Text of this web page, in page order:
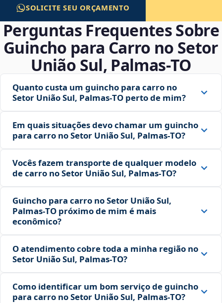
SOLICITE SEU ORÇAMENTO
Perguntas Frequentes Sobre
Guincho para Carro no Setor
União Sul, Palmas‑TO
Quanto custa um guincho para carro no
Setor União Sul, Palmas‑TO perto de mim?
Em quais situações devo chamar um guincho
para carro no Setor União Sul, Palmas‑TO?
Vocês fazem transporte de qualquer modelo
de carro no Setor União Sul, Palmas‑TO?
Guincho para carro no Setor União Sul,
Palmas‑TO próximo de mim é mais
econômico?
O atendimento cobre toda a minha região no
Setor União Sul, Palmas‑TO?
Como identificar um bom serviço de guincho
para carro no Setor União Sul, Palmas‑TO?